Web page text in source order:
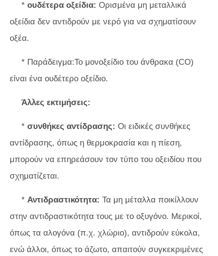
* ουδέτερα οξείδια: Ορισμένα μη μεταλλικά
οξείδια δεν αντιδρούν με νερό για να σχηματίσουν
οξέα.
* Παράδειγμα:Το μονοξείδιο του άνθρακα (CO)
είναι ένα ουδέτερο οξείδιο.
Άλλες εκτιμήσεις:
* συνθήκες αντίδρασης: Οι ειδικές συνθήκες
αντίδρασης, όπως η θερμοκρασία και η πίεση,
μπορούν να επηρεάσουν τον τύπο του οξειδίου που
σχηματίζεται.
* Αντιδραστικότητα: Τα μη μέταλλα ποικίλλουν
στην αντιδραστικότητα τους με το οξυγόνο. Μερικοί,
όπως τα αλογόνα (π.χ. χλώριο), αντιδρούν εύκολα,
ενώ άλλοι, όπως το άζωτο, απαιτούν συγκεκριμένες